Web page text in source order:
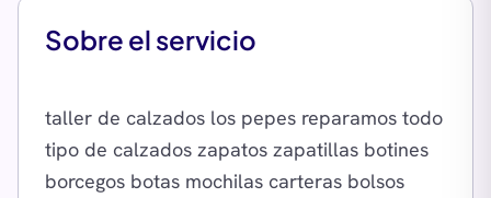
Sobre el servicio
taller de calzados los pepes reparamos todo
tipo de calzados zapatos zapatillas botines
borcegos botas mochilas carteras bolsos